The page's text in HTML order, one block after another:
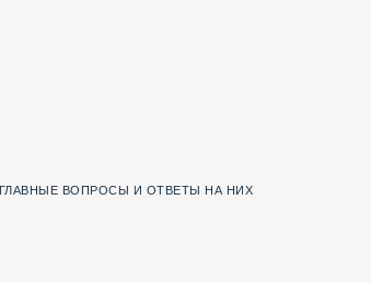
ГЛАВНЫЕ ВОПРОСЫ И ОТВЕТЫ НА НИХ